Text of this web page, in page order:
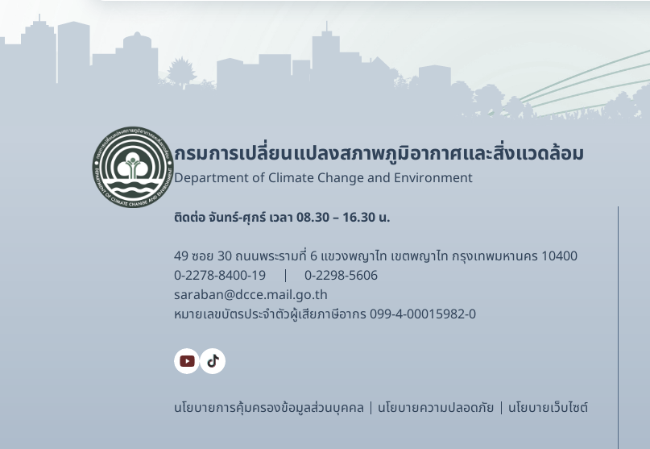
กรมการเปลี่ยนแปลงสภาพภูมิอากาศและสิ่งแวดล้อม
Department of Climate Change and Environment
ติดต่อ จันทร์-ศุกร์ เวลา 08.30 – 16.30 น.
49 ซอย 30 ถนนพระรามที่ 6 แขวงพญาไท เขตพญาไท กรุงเทพมหานคร 10400
0-2278-8400-19
0-2298-5606
saraban@dcce.mail.go.th
หมายเลขบัตรประจําตัวผู้เสียภาษีอากร 099-4-00015982-0
นโยบายการคุ้มครองข้อมูลส่วนบุคคล นโยบายความปลอดภัย นโยบายเว็บไซต์